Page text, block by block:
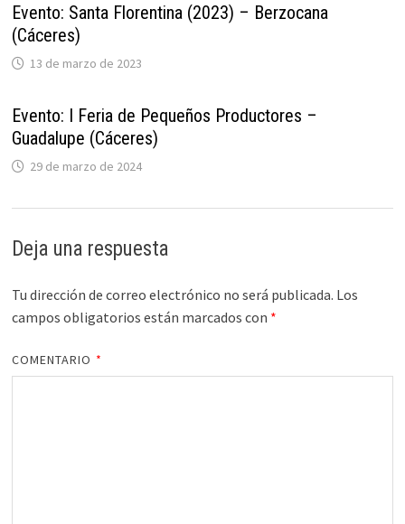
Evento: Santa Florentina (2023) – Berzocana
(Cáceres)
13 de marzo de 2023
Evento: I Feria de Pequeños Productores –
Guadalupe (Cáceres)
29 de marzo de 2024
Deja una respuesta
Tu dirección de correo electrónico no será publicada. Los
campos obligatorios están marcados con *
COMENTARIO *